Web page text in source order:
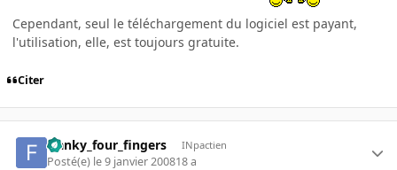
Cependant, seul le téléchargement du logiciel est payant,
l'utilisation, elle, est toujours gratuite.
Citer
franky_four_fingers INpactien
Posté(e) le 9 janvier 200818 a